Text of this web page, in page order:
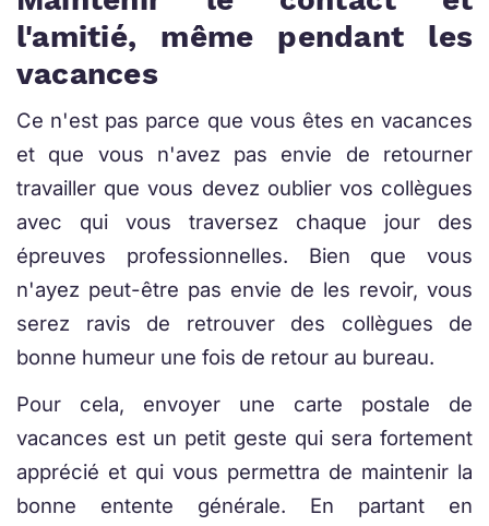
l'amitié, même pendant les
vacances
Ce n'est pas parce que vous êtes en vacances
et que vous n'avez pas envie de retourner
travailler que vous devez oublier vos collègues
avec qui vous traversez chaque jour des
épreuves professionnelles. Bien que vous
n'ayez peut-être pas envie de les revoir, vous
serez ravis de retrouver des collègues de
bonne humeur une fois de retour au bureau.
Pour cela, envoyer une carte postale de
vacances est un petit geste qui sera fortement
apprécié et qui vous permettra de maintenir la
bonne entente générale. En partant en